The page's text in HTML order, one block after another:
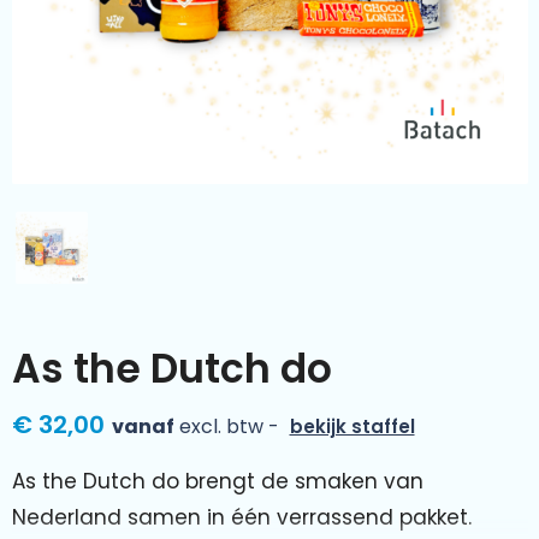
Kleding & textiel
Duurzamere geschenken
Zomer
Sinterklaas
As the Dutch do
€ 32,00 vanaf excl. btw - bekijk staffel
As the Dutch do brengt de smaken van
Nederland samen in één verrassend pakket.